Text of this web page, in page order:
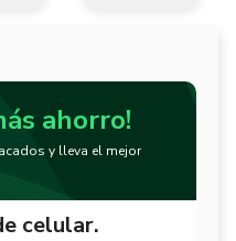
ahorro!
y lleva el mejor
celular.